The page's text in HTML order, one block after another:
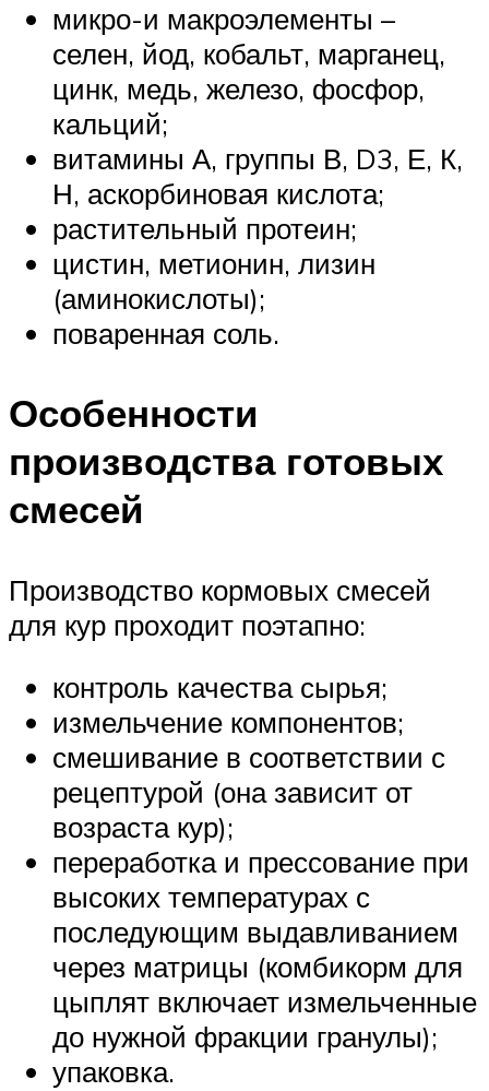
микро-и макроэлементы –
селен, йод, кобальт, марганец,
цинк, медь, железо, фосфор,
кальций;
витамины А, группы В, D3, Е, К,
Н, аскорбиновая кислота;
растительный протеин;
цистин, метионин, лизин
(аминокислоты);
поваренная соль.
Особенности
производства готовых
смесей
Производство кормовых смесей
для кур проходит поэтапно:
контроль качества сырья;
измельчение компонентов;
смешивание в соответствии с
рецептурой (она зависит от
возраста кур);
переработка и прессование при
высоких температурах с
последующим выдавливанием
через матрицы (комбикорм для
цыплят включает измельченные
до нужной фракции гранулы);
упаковка.